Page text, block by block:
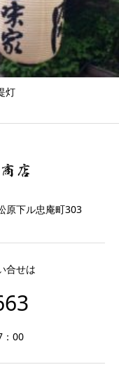
灯
原下ル忠庵町303
合せは
00